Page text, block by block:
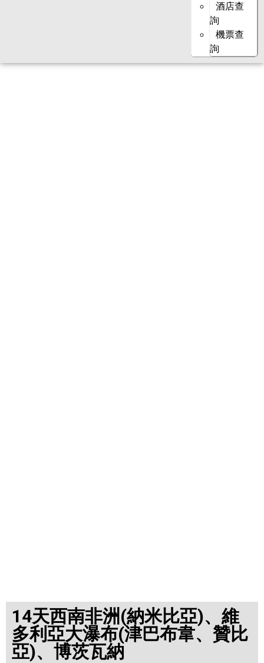
酒店查
詢
機票查
詢
14天西南非洲(納米比亞)、維
多利亞大瀑布(津巴布韋、贊比
亞)、博茨瓦納